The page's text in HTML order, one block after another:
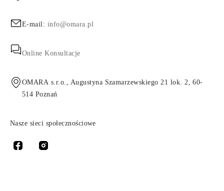
E-mail: info@omara.pl
Online Konsultacje
OMARA s.r.o., Augustyna Szamarzewskiego 21 lok. 2, 60-
514 Poznań
Nasze sieci społecznościowe